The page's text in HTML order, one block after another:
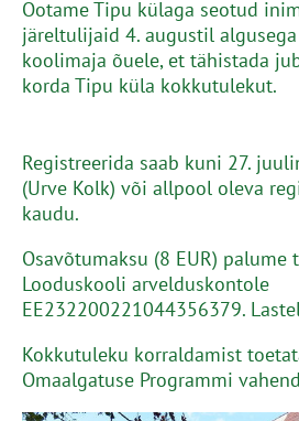
Ootame Tipu külaga seotud
järeltulijaid 4. augustil
koolimaja õuele, et tähistada
korda Tipu küla kokkutulekut.
Registreerida saab kuni 27.
(Urve Kolk) või allpool oleva
kaudu.
Osavõtumaksu (8 EUR) palume
Looduskooli arvelduskontole
EE232200221044356379.
Kokkutuleku korraldamist
Omaalgatuse Programmi